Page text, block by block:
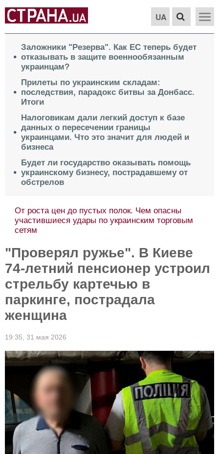
UA
Заложники "Резерва". Как ЕС теперь будет
отказывать в защите военнообязанным
украинцам?
Прилеты по украинским складам:
последствия, парадокс битвы за Донбасс.
Итоги
Налоговикам дали легкий доступ к базе
данных о пересечении границы
украинцами. Что это значит для людей и
бизнеса
Будет ли государство оказывать помощь
украинскому бизнесу, пострадавшему от
обстрелов
От роста цен до пустых полок. Чем опасны
участившиеся удары по украинским торговым
сетям
"Проверял ружье". В Киеве
74-летний пенсионер устроил
стрельбу картечью в
паркинге, пострадала
женщина
19:35, 31 мая 2026